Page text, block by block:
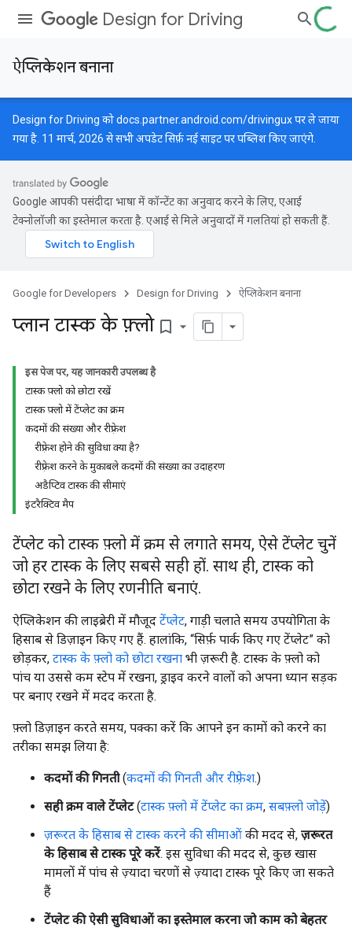
Design for Driving
ऐप्लिकेशन बनाना
Design for Driving कोdocs.partner.android.com/drivinguxपर ले जाया
गया है. 11 मार्च, 2026 से सभी अपडेट सिर्फ़ नई साइट पर पब्लिश किए जाएंगे.
Google आपकी पसंदीदा भाषा में कॉन्टेंट का अनुवाद करने के लिए, एआई
टेक्नोलॉजी का इस्तेमाल करता है. एआई से मिले अनुवादों में गलतियां हो सकती हैं.
Google for Developers Design for Driving ऐप्लिकेशन बनाना
प्लान टास्क के फ़्लो bookmark_border
इस पेज पर, यह जानकारी उपलब्ध है
टास्क फ़्लो को छोटा रखें
टास्क फ़्लो में टेंप्लेट का क्रम
कदमों की संख्या और रीफ़्रेश
रीफ़्रेश होने की सुविधा क्या है?
रीफ़्रेश करने के मुकाबले कदमों की संख्या का उदाहरण
अडैप्टिव टास्क की सीमाएं
इंटरैक्टिव मैप
टेंप्लेट को टास्क फ़्लो में क्रम से लगाते समय, ऐसे टेंप्लेट चुनें
जो हर टास्क के लिए सबसे सही हों. साथ ही, टास्क को
छोटा रखने के लिए रणनीति बनाएं.
ऐप्लिकेशन की लाइब्रेरी में मौजूद टेंप्लेट, गाड़ी चलाते समय उपयोगिता के
हिसाब से डिज़ाइन किए गए हैं. हालांकि, “सिर्फ़ पार्क किए गए टेंप्लेट” को
छोड़कर, टास्क के फ़्लो को छोटा रखना भी ज़रूरी है. टास्क के फ़्लो को
पांच या उससे कम स्टेप में रखना, ड्राइव करने वालों को अपना ध्यान सड़क
पर बनाए रखने में मदद करता है.
फ़्लो डिज़ाइन करते समय, पक्का करें कि आपने इन कामों को करने का
तरीका समझ लिया है:
कदमों की गिनती(कदमों की गिनती और रीफ़्रेश.)
सही क्रम वाले टेंप्लेट(टास्क फ़्लो में टेंप्लेट का क्रम, सबफ़्लो जोड़ें)
ज़रूरत के हिसाब से टास्क करने की सीमाओंकी मदद से, ज़रूरत
के हिसाब से टास्क पूरे करें. इस सुविधा की मदद से, कुछ खास
मामलों में पांच से ज़्यादा चरणों से ज़्यादा टास्क पूरे किए जा सकते
हैं
टेंप्लेट की ऐसी सुविधाओं का इस्तेमाल करना जो काम को बेहतर